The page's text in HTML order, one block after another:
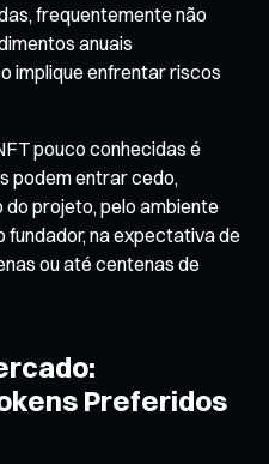
frequentemente não
anuais
implique enfrentar riscos
pouco conhecidas é
podem entrar cedo,
projeto, pelo ambiente
fundador, na expectativa de
ou até centenas de
Preferidos